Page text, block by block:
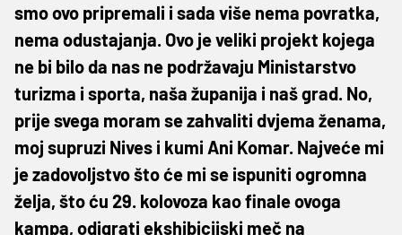
smo ovo pripremali i sada više nema povratka,
nema odustajanja. Ovo je veliki projekt kojega
ne bi bilo da nas ne podržavaju Ministarstvo
turizma i sporta, naša županija i naš grad. No,
prije svega moram se zahvaliti dvjema ženama,
moj supruzi Nives i kumi Ani Komar. Najveće mi
je zadovoljstvo što će mi se ispuniti ogromna
želja, što ću 29. kolovoza kao finale ovoga
kampa, odigrati ekshibicijski meč na